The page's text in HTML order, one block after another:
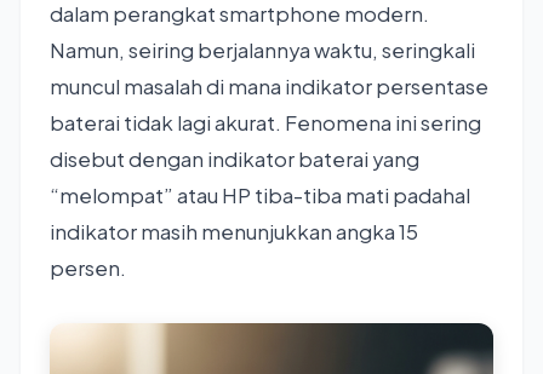
dalam perangkat smartphone modern.
Namun, seiring berjalannya waktu, seringkali
muncul masalah di mana indikator persentase
baterai tidak lagi akurat. Fenomena ini sering
disebut dengan indikator baterai yang
“melompat” atau HP tiba-tiba mati padahal
indikator masih menunjukkan angka 15
persen.